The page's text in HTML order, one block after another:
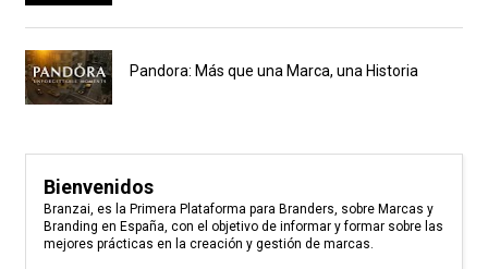
Pandora: Más que una Marca, una Historia
Bienvenidos
Branzai, es la Primera Plataforma para Branders, sobre Marcas y
Branding en España, con el objetivo de informar y formar sobre las
mejores prácticas en la creación y gestión de marcas.